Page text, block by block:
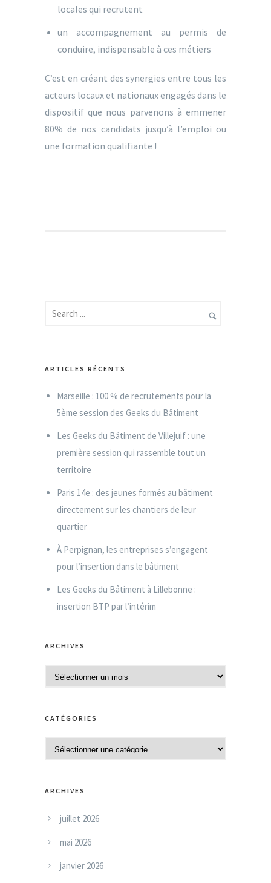
locales qui recrutent
un accompagnement au permis de
conduire, indispensable à ces métiers
C’est en créant des synergies entre tous les
acteurs locaux et nationaux engagés dans le
dispositif que nous parvenons à emmener
80% de nos candidats jusqu’à l’emploi ou
une formation qualifiante !
ARTICLES RÉCENTS
Marseille : 100 % de recrutements pour la
5ème session des Geeks du Bâtiment
Les Geeks du Bâtiment de Villejuif : une
première session qui rassemble tout un
territoire
Paris 14e : des jeunes formés au bâtiment
directement sur les chantiers de leur
quartier
À Perpignan, les entreprises s’engagent
pour l’insertion dans le bâtiment
Les Geeks du Bâtiment à Lillebonne :
insertion BTP par l’intérim
ARCHIVES
r
h
s
CATÉGORIES
a
é
ARCHIVES
juillet 2026
mai 2026
janvier 2026